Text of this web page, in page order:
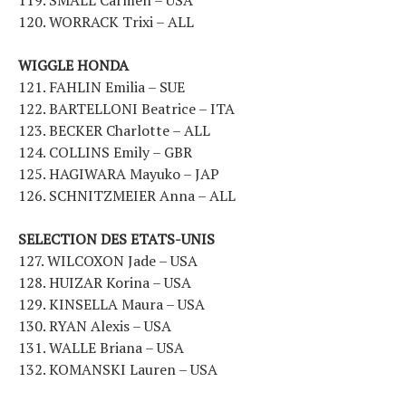
120. WORRACK Trixi – ALL
WIGGLE HONDA
121. FAHLIN Emilia – SUE
122. BARTELLONI Beatrice – ITA
123. BECKER Charlotte – ALL
124. COLLINS Emily – GBR
125. HAGIWARA Mayuko – JAP
126. SCHNITZMEIER Anna – ALL
SELECTION DES ETATS-UNIS
127. WILCOXON Jade – USA
128. HUIZAR Korina – USA
129. KINSELLA Maura – USA
130. RYAN Alexis – USA
131. WALLE Briana – USA
132. KOMANSKI Lauren – USA